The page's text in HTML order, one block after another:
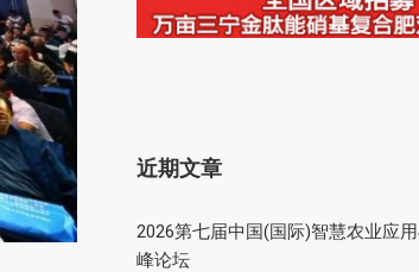
近期文章
2026第七届中国(国际)智慧农业应
峰论坛